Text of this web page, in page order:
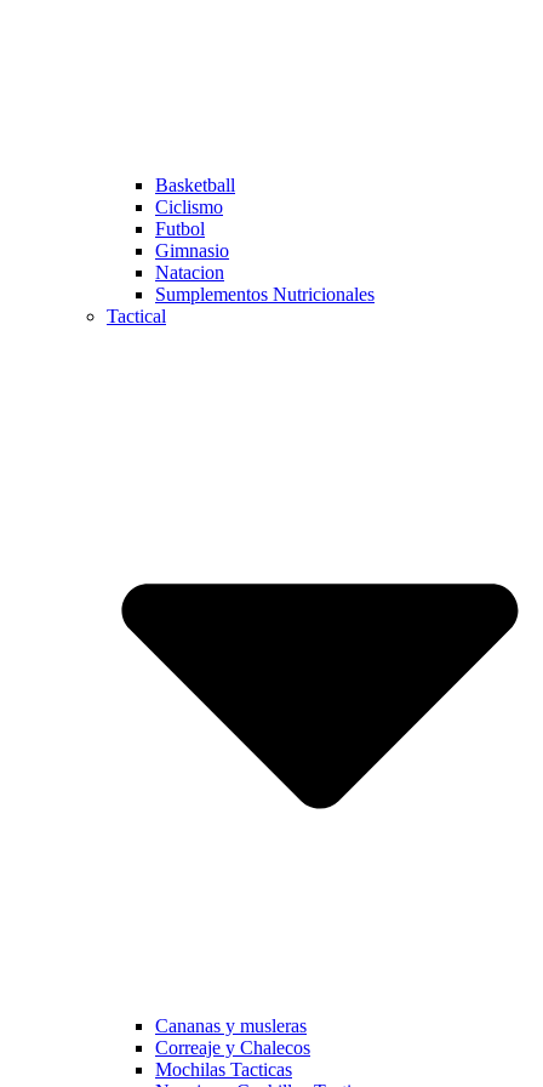
Basketball
Ciclismo
Futbol
Gimnasio
Natacion
Sumplementos Nutricionales
Tactical
Cananas y musleras
Correaje y Chalecos
Mochilas Tacticas